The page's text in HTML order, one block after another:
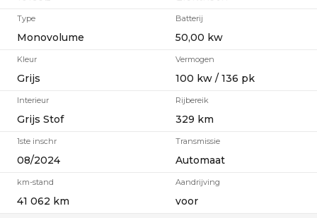
Type
Monovolume
Kleur
Grijs
Interieur
Grijs Stof
1ste inschr
08/2024
km-stand
41 062 km
Batterij
50,00 kw
Vermogen
100 kw / 136 pk
Rijbereik
329 km
Transmissie
Automaat
Aandrijving
voor